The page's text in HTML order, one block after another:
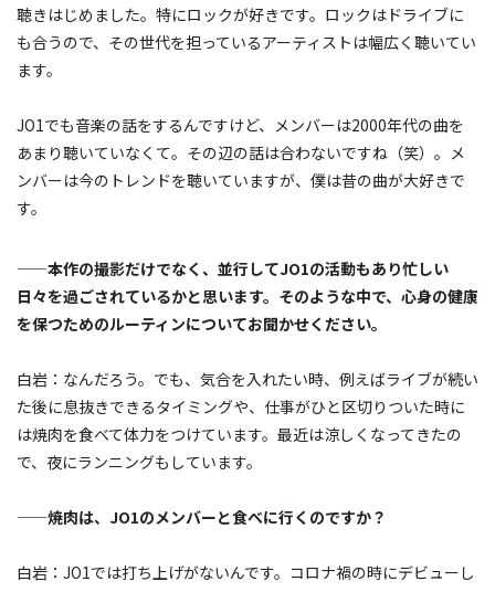
聴きはじめました。特にロックが好きです。ロックはドライブに
も合うので、その世代を担っているアーティストは幅広く聴いてい
ます。
JO1でも音楽の話をするんですけど、メンバーは2000年代の曲を
あまり聴いていなくて。その辺の話は合わないですね（笑）。メ
ンバーは今のトレンドを聴いていますが、僕は昔の曲が大好きで
す。
——本作の撮影だけでなく、並行してJO1の活動もあり忙しい
日々を過ごされているかと思います。そのような中で、心身の健康
を保つためのルーティンについてお聞かせください。
白岩：なんだろう。でも、気合を入れたい時、例えばライブが続い
た後に息抜きできるタイミングや、仕事がひと区切りついた時に
は焼肉を食べて体力をつけています。最近は涼しくなってきたの
で、夜にランニングもしています。
——焼肉は、JO1のメンバーと食べに行くのですか？
白岩：JO1では打ち上げがないんです。コロナ禍の時にデビューし